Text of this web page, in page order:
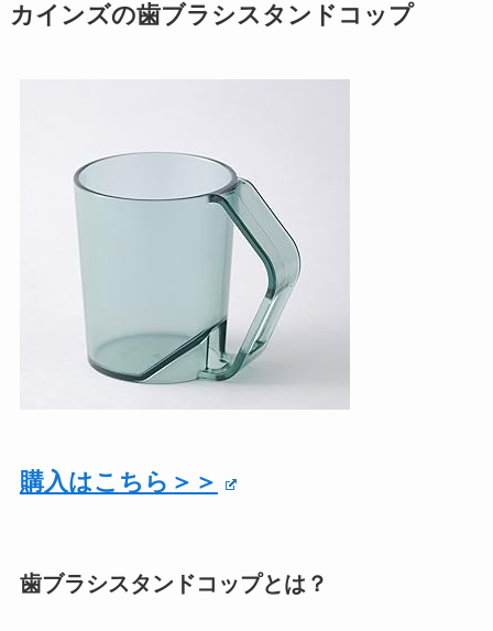
カインズの歯ブラシスタンドコップ
購入はこちら＞＞
歯ブラシスタンドコップとは？